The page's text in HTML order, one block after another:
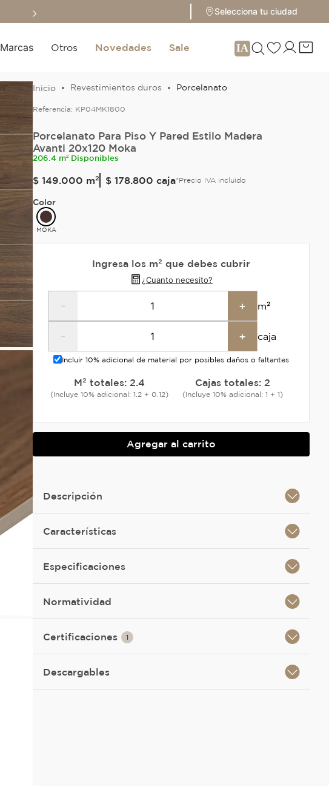
Selecciona tu ciudad
Marcas Otros Novedades Sale
Revestimientos duros Porcelanato
Referencia: KP04MK1800
Porcelanato Para Piso Y Pared Estilo Madera
Avanti 20x120 Moka
206.4 m² Disponibles
$ 149.000 m² $ 178.800 caja*Precio IVA incluido
Color
MOKA
Ingresa los m² que debes cubrir
¿Cuanto necesito?
- + m²
- + caja
Incluir 10% adicional de material por posibles daños o faltantes
M² totales: 2.4
(Incluye 10% adicional: 1.2 + 0.12)
Cajas totales: 2
(Incluye 10% adicional: 1 + 1)
Agregar al carrito
Descripción
Características
Especificaciones
Normatividad
Certificaciones 1
Descargables